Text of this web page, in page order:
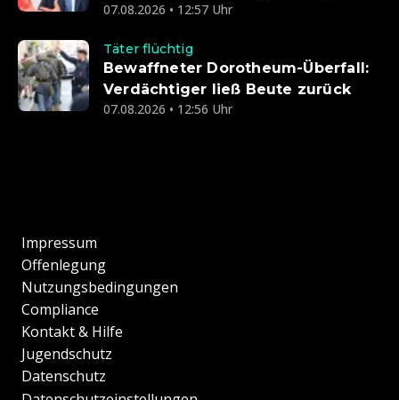
07.08.2026 • 12:57 Uhr
Täter flüchtig
Bewaffneter Dorotheum-Überfall:
Verdächtiger ließ Beute zurück
07.08.2026 • 12:56 Uhr
Impressum
Offenlegung
Nutzungsbedingungen
Compliance
Kontakt & Hilfe
Jugendschutz
Datenschutz